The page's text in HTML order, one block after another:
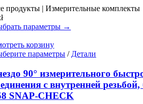
вариаций.
выбрать
странице
товара.
продукты | Измерительные комплекты
параметры →
корзину
параметры Этот
имеет
несколько
вариаций.
Опции
/ Детали
90° измерительного
с внутренней
SNAP-CHECK